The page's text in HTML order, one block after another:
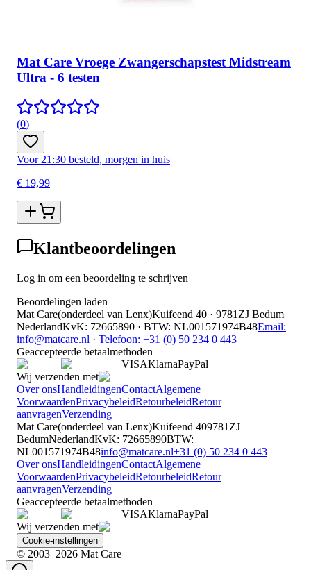
Mat Care Vroege Zwangerschapstest Midstream
Ultra - 6 testen
(0)
Voor 21:30 besteld, morgen in huis
€ 19,99
Klantbeoordelingen
Log in om een beoordeling te schrijven
Beoordelingen laden
Mat Care(onderdeel van Lenx)Kuifeend 40 · 9781ZJ Bedum
NederlandKvK: 72665890 · BTW: NL001571974B48Email:
info@matcare.nl · Telefoon: +31 (0) 50 234 0 443
Geaccepteerde betaalmethoden
VISAKlarnaPayPal
Wij verzenden met
Over onsHandleidingenContactAlgemene
VoorwaardenPrivacybeleidRetourbeleidRetour
aanvragenVerzending
Mat Care(onderdeel van Lenx)Kuifeend 409781ZJ
BedumNederlandKvK: 72665890BTW:
NL001571974B48info@matcare.nl+31 (0) 50 234 0 443
Over onsHandleidingenContactAlgemene
VoorwaardenPrivacybeleidRetourbeleidRetour
aanvragenVerzending
Geaccepteerde betaalmethoden
VISAKlarnaPayPal
Wij verzenden met
Cookie-instellingen
© 2003–2026 Mat Care